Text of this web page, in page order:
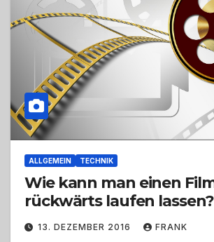
ALLGEMEIN TECHNIK
Wie kann man einen
rückwärts laufen lassen?
13. DEZEMBER 2016 FRANK